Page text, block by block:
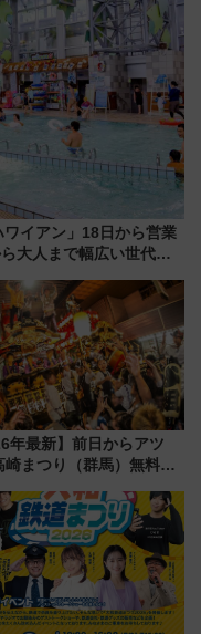
イアン」18日から営業
大人まで幅広い世代が
年最新】前日からアツ
崎まつり（群馬）無料観